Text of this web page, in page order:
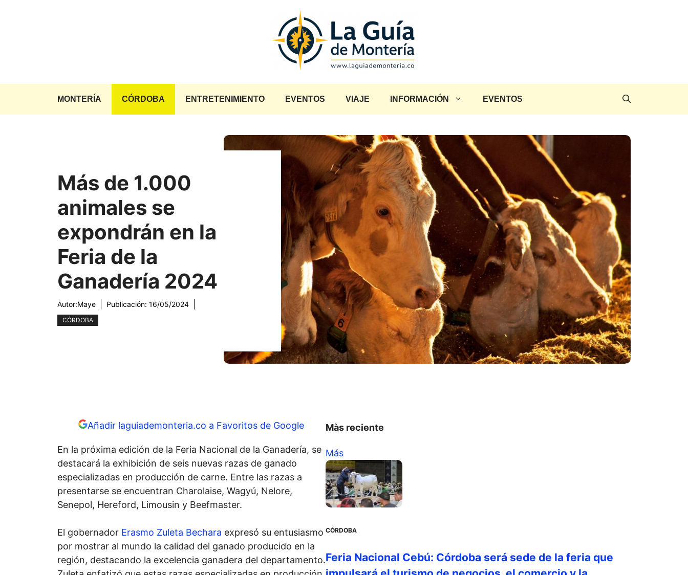
MONTERÍA CÓRDOBA ENTRETENIMIENTO EVENTOS VIAJE INFORMACIÓN EVENTOS
Más de 1.000
animales se
expondrán en la
Feria de la
Ganadería 2024
Autor:Maye Publicación: 16/05/2024
CÓRDOBA
Añadir laguiademonteria.co a Favoritos de Google
En la próxima edición de la Feria Nacional de la Ganadería, se
destacará la exhibición de seis nuevas razas de ganado
especializadas en producción de carne. Entre las razas a
presentarse se encuentran Charolaise, Wagyú, Nelore,
Senepol, Hereford, Limousin y Beefmaster.
El gobernador Erasmo Zuleta Bechara expresó su entusiasmo
por mostrar al mundo la calidad del ganado producido en la
región, destacando la excelencia ganadera del departamento.
Màs reciente
Más
CÓRDOBA
Feria Nacional Cebú: Córdoba será sede de la feria que